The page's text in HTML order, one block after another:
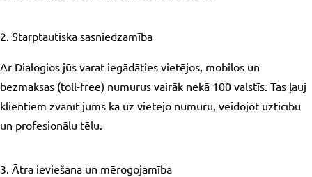
2. Starptautiska sasniedzamība
Ar Dialogios jūs varat iegādāties vietējos, mobilos un
bezmaksas (toll-free) numurus vairāk nekā 100 valstīs. Tas ļauj
klientiem zvanīt jums kā uz vietējo numuru, veidojot uzticību
un profesionālu tēlu.
3. Ātra ieviešana un mērogojamība